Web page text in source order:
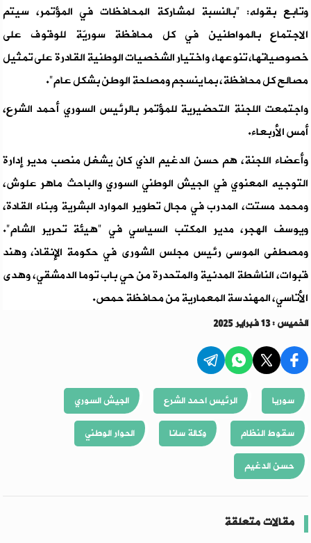
وتابع بقوله: "بالنسبة لمشاركة المحافظات في المؤتمر، سيتم
الاجتماع بالمواطنين في كل محافظة سوريّة للوقوف على
خصوصياتها، تنوعها، واختيار الشخصيات الوطنية القادرة على تمثيل
مصالح كل محافظة، بما ينسجم ومصلحة الوطن بشكل عام".
واجتمعت اللجنة التحضيرية للمؤتمر بالرئيس السوري أحمد الشرع،
أمس الأربعاء.
وأعضاء اللجنة، هم حسن الدغيم الذي كان يشغل منصب مدير إدارة
التوجيه المعنوي في الجيش الوطني السوري والباحث ماهر علوش،
ومحمد مستت، المدرب في مجال تطوير الموارد البشرية وبناء القادة،
ويوسف الهجر، مدير المكتب السياسي في "هيئة تحرير الشام".
ومصطفى الموسى رئيس مجلس الشورى في حكومة الإنقاذ، وهند
قبوات، الناشطة المدنية والمتحدرة من حي باب توما الدمشقي، وهدى
الأتاسي، المهندسة المعمارية من محافظة حمص.
الخميس : 13 فبراير 2025
سوريا الرئيس احمد الشرع
الجيش السوري
سقوط النظام
وكالة سانا
الحوار الوطني
حسن الدغيم
مقالات متعلقة